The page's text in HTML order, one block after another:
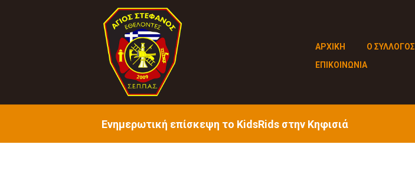
ΑΡΧΙΚΗ Ο ΣΥΛΛΟΓΟΣ
ΕΠΙΚΟΙΝΩΝΙΑ
Ενημερωτική επίσκεψη το KidsRids στην Κηφισιά